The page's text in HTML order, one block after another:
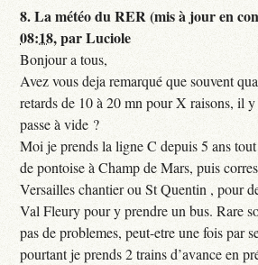
8.La météo du RER (mis à jour en
08:18,parLuciole
Bonjour a tous,
Avez vous deja remarqué que souvent
retards de 10 à 20 mn pour X raisons, il
passe à vide ?
Moi je prends la ligne C depuis 5 ans
de pontoise à Champ de Mars, puis
Versailles chantier ou St Quentin , pour
Val Fleury pour y prendre un bus. Rare
pas de problemes, peut-etre une fois par
pourtant je prends 2 trains d’avance en